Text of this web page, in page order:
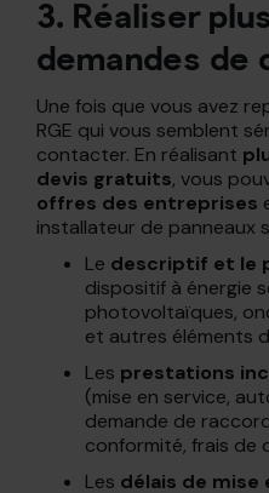
3. Réaliser
demandes de
Une fois que vous avez
RGE qui vous semblent
contacter. En réalisant
devis gratuits, vous
offres des entreprises
installateur de panneaux
Le descriptif et le
dispositif à énergie
photovoltaïques,
et autres éléments
Les prestations
(mise en service,
demande de
conformité, frais de
Les délais de mise